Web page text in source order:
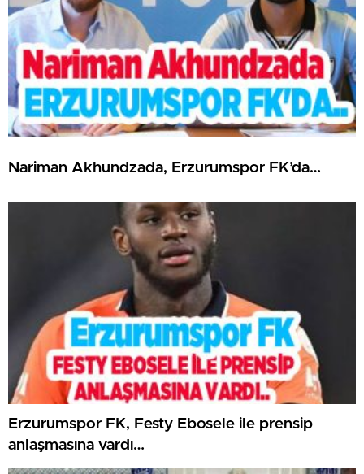
Nariman Akhundzada, Erzurumspor FK’da…
Erzurumspor FK, Festy Ebosele ile prensip
anlaşmasına vardı…